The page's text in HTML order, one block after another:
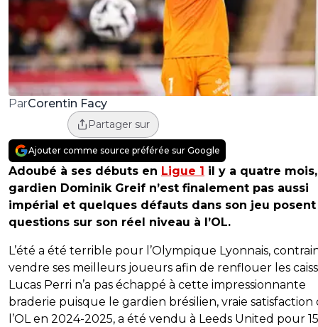
ParCorentin Facy
Partager sur
Ajouter comme source préférée sur Google
Adoubé à ses débuts en Ligue 1 il y a quatre
gardien Dominik Greif n’est finalement pas aussi
impérial et quelques défauts dans son jeu
questions sur son réel niveau à l’OL.
L’été a été terrible pour l’Olympique Lyonnais,
vendre ses meilleurs joueurs afin de renflouer les
Lucas Perri n’a pas échappé à cette impressionnante
braderie puisque le gardien brésilien, vraie satisfaction
l’OL en 2024-2025, a été vendu à Leeds United pour 15